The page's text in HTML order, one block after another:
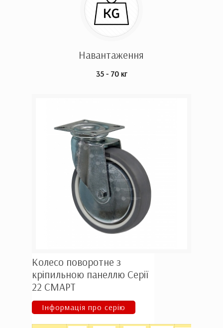
Навантаження
35 - 70 кг
Колесо поворотне з
кріпильною панеллю Серії
22 СМАРТ
Інформація про серію